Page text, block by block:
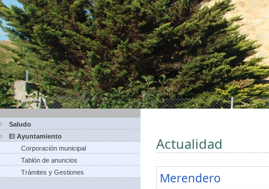
Saludo
El Ayuntamiento
Corporación municipal
Tablón de anuncios
Trámites y Gestiones
Actualidad
Merendero